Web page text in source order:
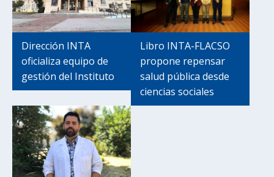
Dirección INTA
oficializa equipo de
gestión del Instituto
Libro INTA-FLACSO
propone repensar
salud pública desde
ciencias sociales